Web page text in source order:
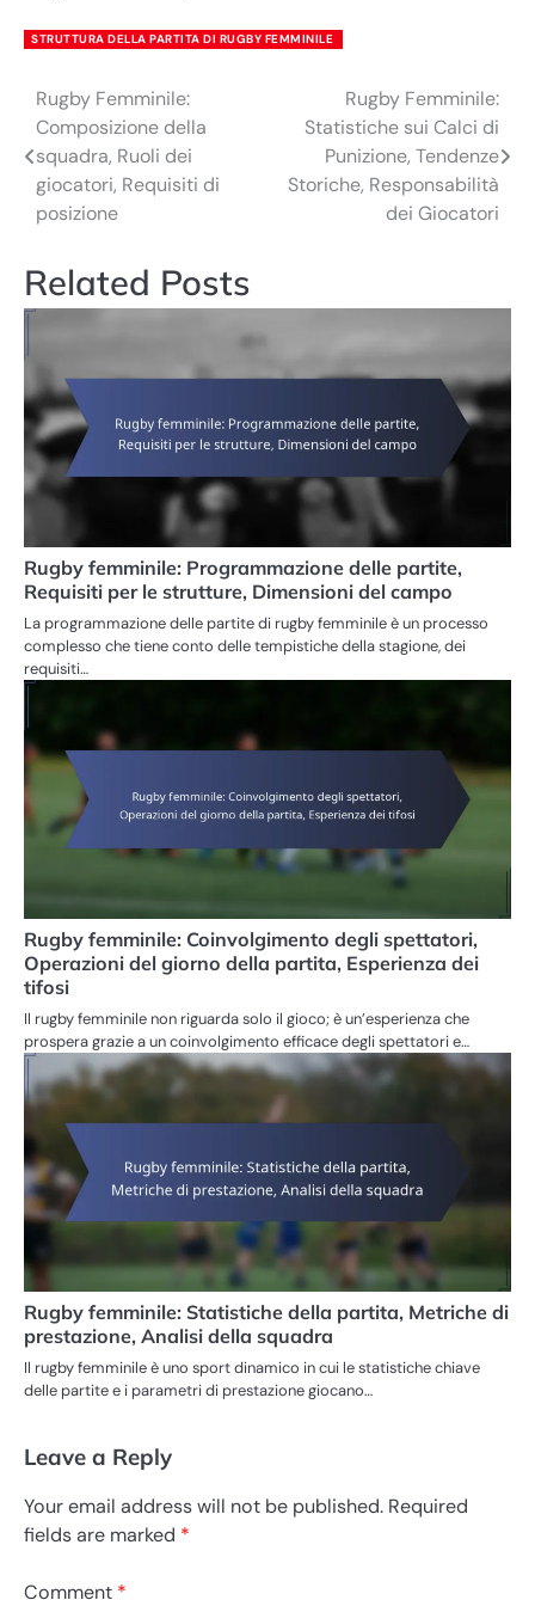
STRUTTURA DELLA PARTITA DI RUGBY FEMMINILE
Post
navigation
Rugby Femminile:
Composizione della
squadra, Ruoli dei
giocatori, Requisiti di
posizione
Rugby Femminile:
Statistiche sui Calci di
Punizione, Tendenze
Storiche, Responsabilità
dei Giocatori
Related Posts
Rugby femminile: Programmazione delle partite,
Requisiti per le strutture, Dimensioni del campo
La programmazione delle partite di rugby femminile è un processo
complesso che tiene conto delle tempistiche della stagione, dei
requisiti…
Rugby femminile: Coinvolgimento degli spettatori,
Operazioni del giorno della partita, Esperienza dei
tifosi
Il rugby femminile non riguarda solo il gioco; è un’esperienza che
prospera grazie a un coinvolgimento efficace degli spettatori e…
Rugby femminile: Statistiche della partita, Metriche di
prestazione, Analisi della squadra
Il rugby femminile è uno sport dinamico in cui le statistiche chiave
delle partite e i parametri di prestazione giocano…
Leave a Reply
Your email address will not be published. Required
fields are marked *
Comment *